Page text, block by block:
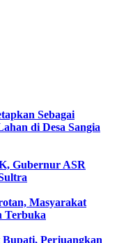
Sebagai
di Desa Sangia
Gubernur ASR
Masyarakat
Terbuka
Bupati, Perjuangkan